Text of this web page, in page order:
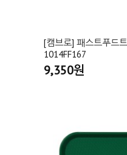
[캠브로] 패스트푸드
1014FF167
9,350원